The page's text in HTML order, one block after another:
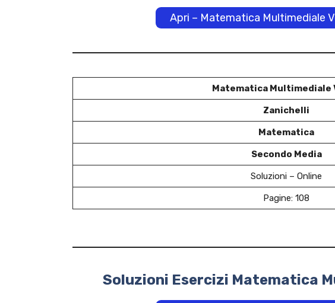
Apri – Matematica Multimediale
Matematica Multimediale
Zanichelli
Matematica
Secondo Media
Soluzioni – Online
Pagine: 108
Soluzioni Esercizi Matematica